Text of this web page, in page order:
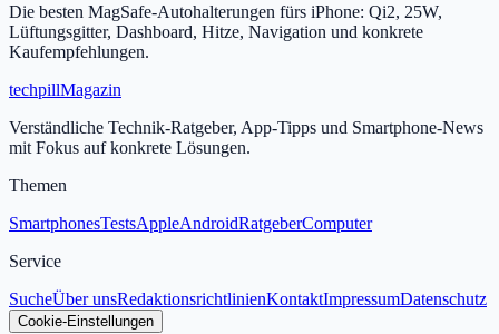
Die besten MagSafe-Autohalterungen fürs iPhone: Qi2, 25W,
Lüftungsgitter, Dashboard, Hitze, Navigation und konkrete
Kaufempfehlungen.
techpillMagazin
Verständliche Technik-Ratgeber, App-Tipps und Smartphone-News
mit Fokus auf konkrete Lösungen.
Themen
SmartphonesTestsAppleAndroidRatgeberComputer
Service
SucheÜber unsRedaktionsrichtlinienKontaktImpressumDatenschutz
Cookie-Einstellungen